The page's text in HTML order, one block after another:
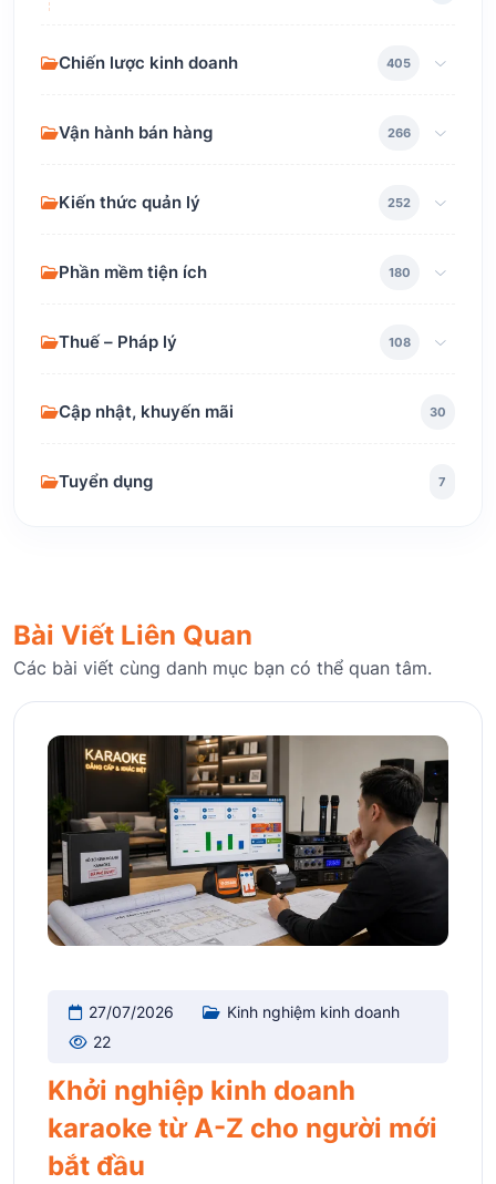
Chiến lược kinh doanh 405
Vận hành bán hàng 266
Kiến thức quản lý 252
Phần mềm tiện ích 180
Thuế – Pháp lý 108
Cập nhật, khuyến mãi 30
Tuyển dụng 7
Bài Viết Liên Quan
Các bài viết cùng danh mục bạn có thể quan tâm.
27/07/2026
Kinh nghiệm kinh doanh
22
Khởi nghiệp kinh doanh
karaoke từ A-Z cho người mới
bắt đầu